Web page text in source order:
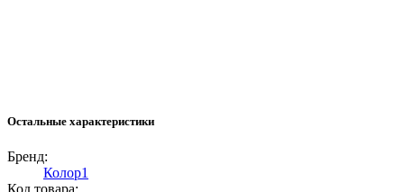
Остальные характеристики
Бренд:
Колор1